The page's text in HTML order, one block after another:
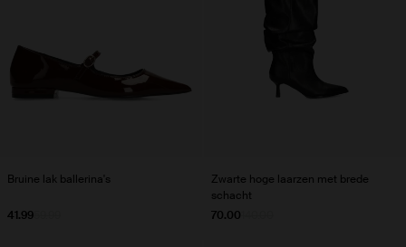
Bruine lak ballerina's
41.99
Zwarte hoge laarzen met brede
schacht
70.00